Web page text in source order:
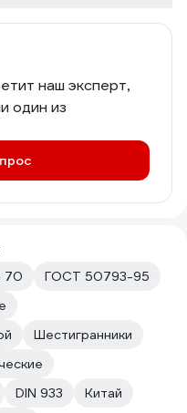
наш эксперт,
один из
70
ГОСТ 50793-95
Шестигранники
DIN 933
Китай